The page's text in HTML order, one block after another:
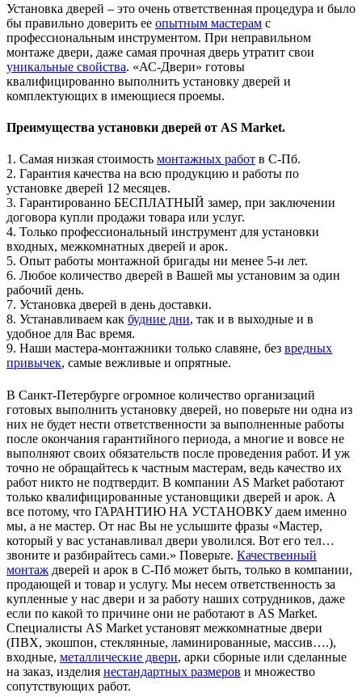
Установка дверей – это очень ответственная процедура и было
бы правильно доверить ее опытным мастерам с
профессиональным инструментом. При неправильном
монтаже двери, даже самая прочная дверь утратит свои
уникальные свойства. «АС-Двери» готовы
квалифицированно выполнить установку дверей и
комплектующих в имеющиеся проемы.
Преимущества установки дверей от AS Market.
1. Самая низкая стоимость монтажных работ в С-Пб.
2. Гарантия качества на всю продукцию и работы по
установке дверей 12 месяцев.
3. Гарантированно БЕСПЛАТНЫЙ замер, при заключении
договора купли продажи товара или услуг.
4. Только профессиональный инструмент для установки
входных, межкомнатных дверей и арок.
5. Опыт работы монтажной бригады ни менее 5-и лет.
6. Любое количество дверей в Вашей мы установим за один
рабочий день.
7. Установка дверей в день доставки.
8. Устанавливаем как будние дни, так и в выходные и в
удобное для Вас время.
9. Наши мастера-монтажники только славяне, без вредных
привычек, самые вежливые и опрятные.
В Санкт-Петербурге огромное количество организаций
готовых выполнить установку дверей, но поверьте ни одна из
них не будет нести ответственности за выполненные работы
после окончания гарантийного периода, а многие и вовсе не
выполняют своих обязательств после проведения работ. И уж
точно не обращайтесь к частным мастерам, ведь качество их
работ никто не подтвердит. В компании AS Market работают
только квалифицированные установщики дверей и арок. А
все потому, что ГАРАНТИЮ НА УСТАНОВКУ даем именно
мы, а не мастер. От нас Вы не услышите фразы «Мастер,
который у вас устанавливал двери уволился. Вот его тел…
звоните и разбирайтесь сами.» Поверьте. Качественный
монтаж дверей и арок в С-Пб может быть, только в компании,
продающей и товар и услугу. Мы несем ответственность за
купленные у нас двери и за работу наших сотрудников, даже
если по какой то причине они не работают в AS Market.
Специалисты AS Market установят межкомнатные двери
(ПВХ, экошпон, стеклянные, ламинированные, массив….),
входные, металлические двери, арки сборные или сделанные
на заказ, изделия нестандартных размеров и множество
сопутствующих работ.